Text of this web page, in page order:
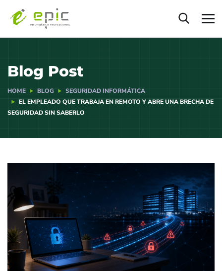
Blog Post
HOME BLOG
SEGURIDAD INFORMÁTICA
EL EMPLEADO QUE TRABAJA EN REMOTO Y ABRE UNA BRECHA DE
SEGURIDAD SIN SABERLO